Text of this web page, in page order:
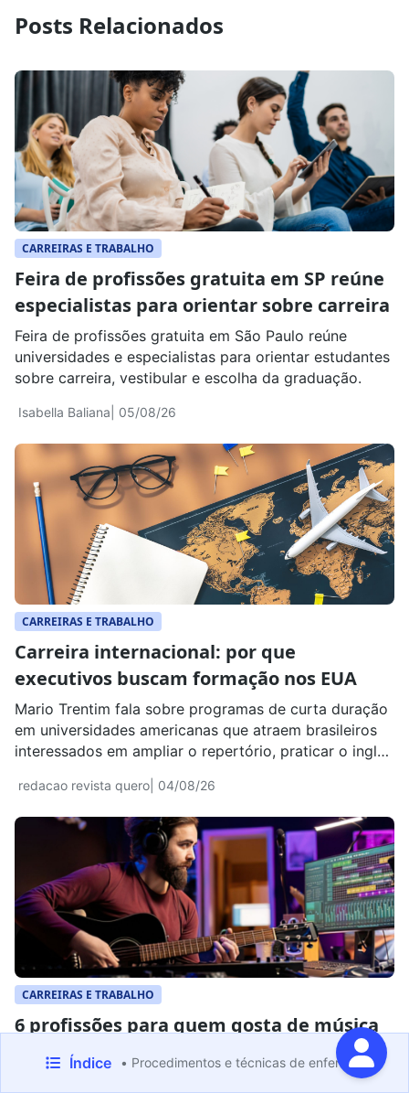
Posts Relacionados
CARREIRAS E TRABALHO
Feira de profissões gratuita em SP reúne
especialistas para orientar sobre carreira
Isabella Baliana | 05/08/26
Feira de profissões gratuita em São Paulo reúne
universidades e especialistas para orientar estudantes
sobre carreira, vestibular e escolha da graduação.
CARREIRAS E TRABALHO
Carreira internacional: por que
executivos buscam formação nos EUA
redacao revista quero | 04/08/26
Mario Trentim fala sobre programas de curta duração
em universidades americanas que atraem brasileiros
interessados em ampliar o repertório, praticar o inglês
CARREIRAS E TRABALHO
6 profissões para quem gosta de música​
Em resumo: Entre escalas musicais, ritmo e uma boa
dose de teoria, o amor pela música floresce entre
Índice • Procedimentos e técnicas de enfermagem